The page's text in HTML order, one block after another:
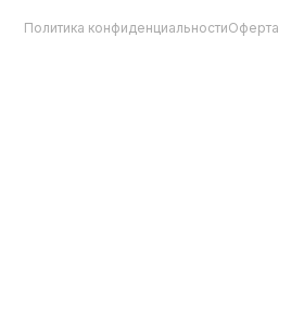
Политика конфиденциальностиОферта